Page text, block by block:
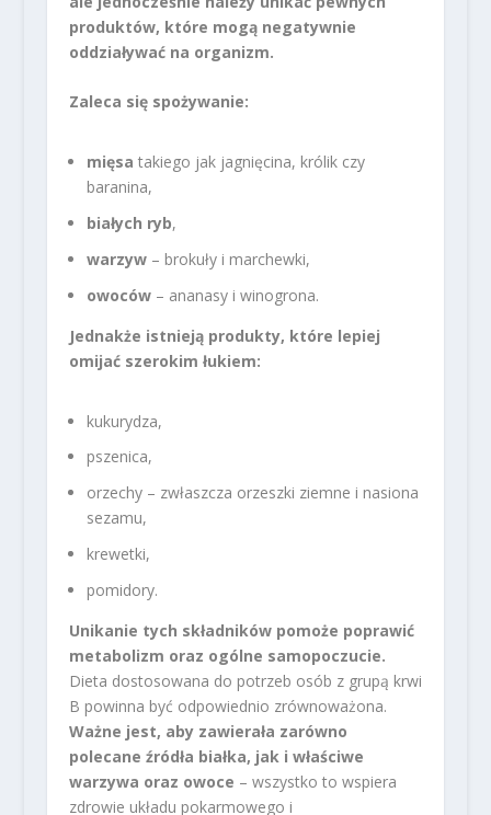
produktów, które mogą negatywnie
oddziaływać na organizm.
Zaleca się spożywanie:
mięsa takiego jak jagnięcina, królik czy
baranina,
białych ryb,
warzyw– brokuły i marchewki,
owoców– ananasy i winogrona.
Jednakże istnieją produkty, które lepiej
omijać szerokim łukiem:
kukurydza,
pszenica,
orzechy – zwłaszcza orzeszki ziemne i nasiona
sezamu,
krewetki,
pomidory.
Unikanie tych składników pomoże poprawić
metabolizm oraz ogólne samopoczucie.
Dieta dostosowana do potrzeb osób z grupą krwi
B powinna być odpowiednio zrównoważona.
Ważne jest, aby zawierała zarówno
polecane źródła białka, jak i właściwe
warzywa oraz owoce – wszystko to wspiera
zdrowie układu pokarmowego i